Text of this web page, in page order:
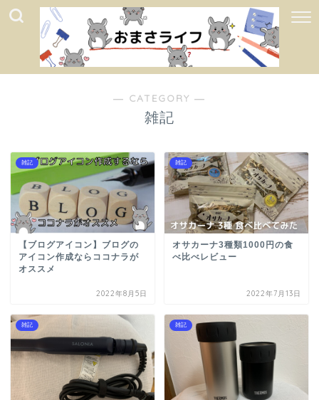
― CATEGORY ―
雑記
雑記
【ブログアイコン】ブログの
アイコン作成ならココナラが
オススメ
2022年8月5日
雑記
オサカーナ3種類1000円の食
べ比べレビュー
2022年7月13日
雑記 雑記